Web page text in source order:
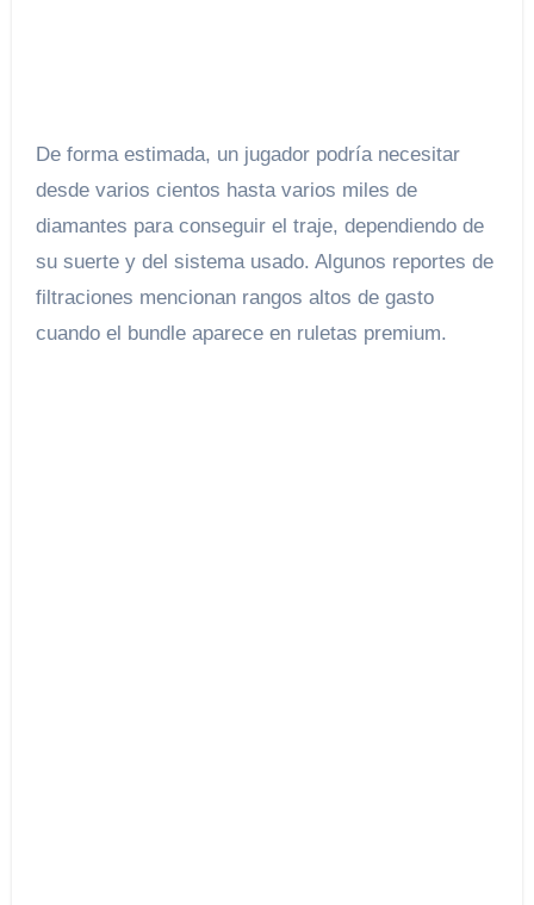
De forma estimada, un jugador podría necesitar
desde varios cientos hasta varios miles de
diamantes para conseguir el traje, dependiendo de
su suerte y del sistema usado. Algunos reportes de
filtraciones mencionan rangos altos de gasto
cuando el bundle aparece en ruletas premium.